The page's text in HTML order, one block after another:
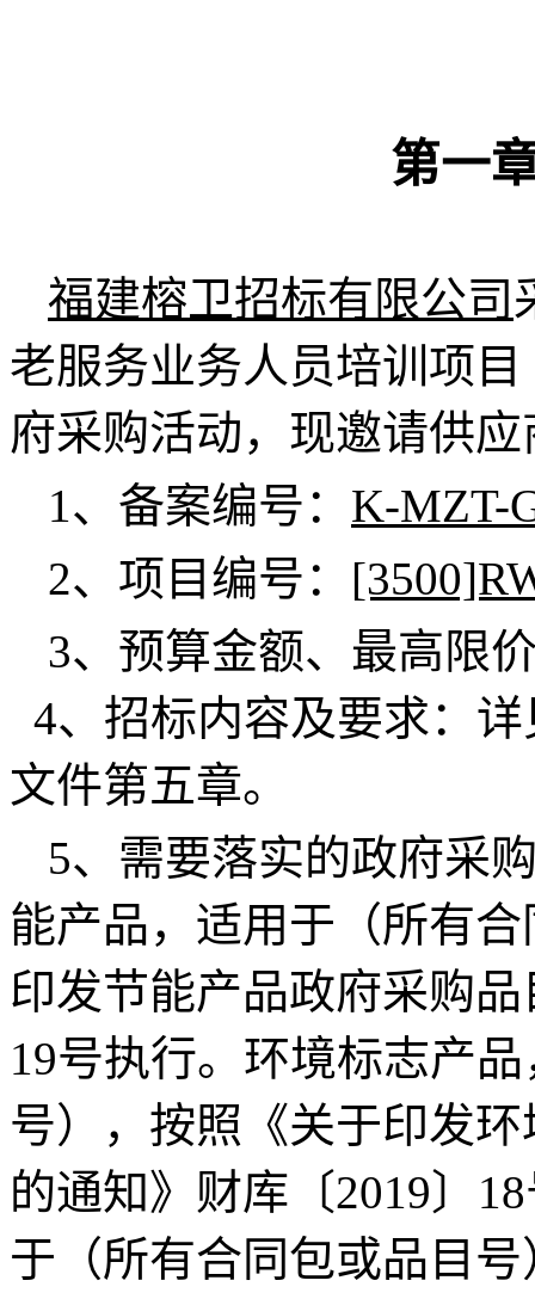
第一
福建榕卫招标有限公司
老服务业务人员培训项目
府采购活动，现邀请供
1、备案编号： K-MZT-
2、项目编号：
3、预算金额、最高限
4、招标内容及要求：
文件第五章。
5、需要落实的政府采
能产品，适用于（所有
印发节能产品政府采购
19号执行。环境标志产
号），按照《关于印发
的通知》财库〔2019〕
于（所有合同包或品目